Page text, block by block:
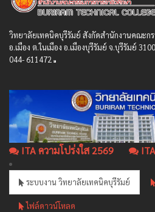
วิทยาลัยเทคนิคบุรีรัมย์ สังกัดสํานักงานคณะก
อ.เมือง ต.ในเมือง อ.เมืองบุรีรัมย์ จ.บุรีรัมย์
044- 611472
ITA ความโปร่งใส 2569
ระบบงาน วิทยาลัยเทคนิคบุรีรัมย์
ไฟล์ดาวน์โหลด